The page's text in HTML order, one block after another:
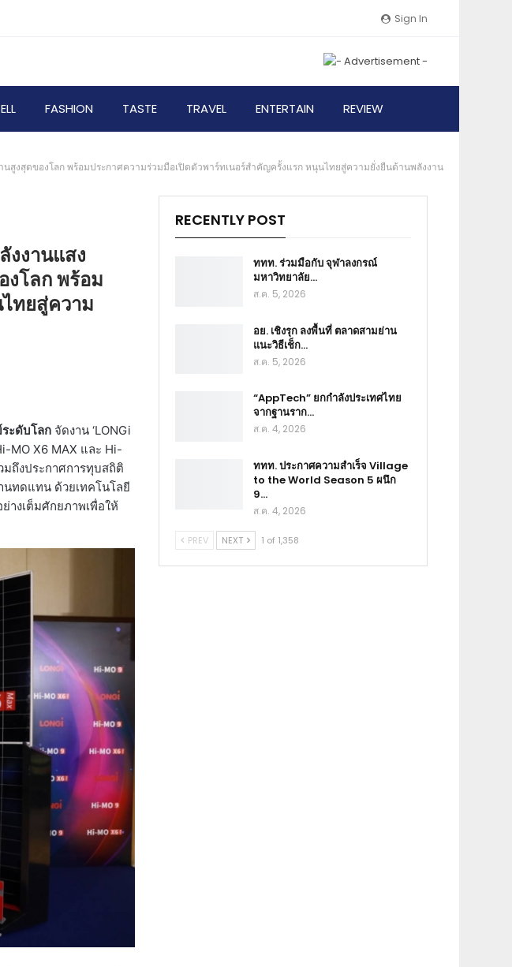
Sign In
FASHION TASTE TRAVEL ENTERTAIN REVIEW
สูงสุดของโลก พร้อมประกาศความร่วมมือเปิดตัวพาร์ทเนอร์สำคัญครั้งแรก หนุนไทยสู่ความยั่งยืนด้านพลังงาน
งงานแสง
โลก พร้อม
ทยสู่ความ
ะดับโลก จัดงาน ‘LONGi
MO X6 MAX และ Hi-
ถึงประกาศการทุบสถิติ
นทดแทน ด้วยเทคโนโลยี
างเต็มศักยภาพเพื่อให้
RECENTLY POST
ททท. ร่วมมือกับ จุฬาลงกรณ์
มหาวิทยาลัย…
ส.ค. 5, 2026
อย. เชิงรุก ลงพื้นที่ ตลาดสามย่าน
แนะวิธีเช็ก…
ส.ค. 5, 2026
“AppTech” ยกกำลังประเทศไทย
จากฐานราก…
ส.ค. 4, 2026
ททท. ประกาศความสำเร็จ Village
to the World Season 5 ผนึก
9…
ส.ค. 4, 2026
PREV NEXT 1 of 1,358